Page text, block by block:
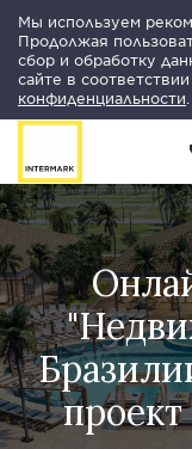
Мы используем
Продолжая
сбор и обработку
сайте в
конфиденциальности